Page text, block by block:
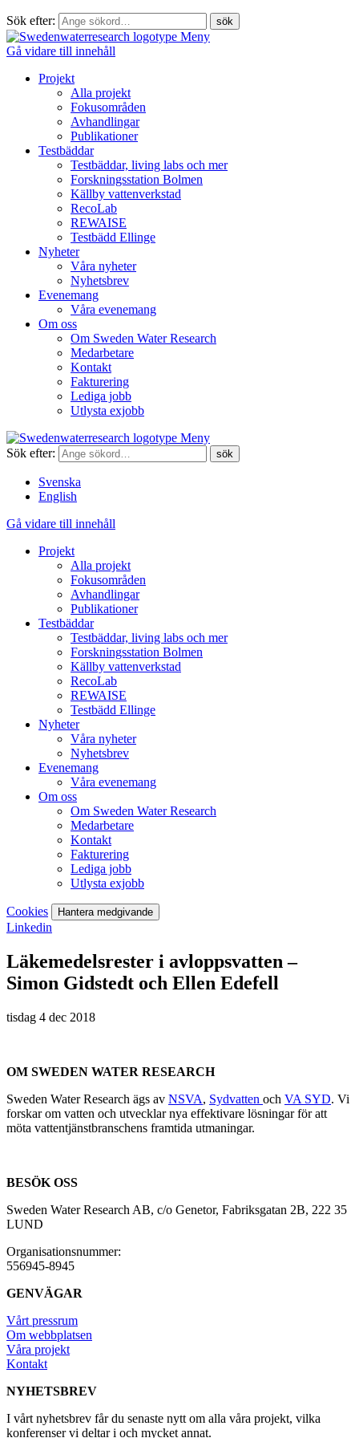
Sök efter:
Meny
Gå vidare till innehåll
Projekt
Alla projekt
Fokusområden
Avhandlingar
Publikationer
Testbäddar
Testbäddar, living labs och mer
Forskningsstation Bolmen
Källby vattenverkstad
RecoLab
REWAISE
Testbädd Ellinge
Nyheter
Våra nyheter
Nyhetsbrev
Evenemang
Våra evenemang
Om oss
Om Sweden Water Research
Medarbetare
Kontakt
Fakturering
Lediga jobb
Utlysta exjobb
Meny
Sök efter:
Svenska
English
Gå vidare till innehåll
Projekt
Alla projekt
Fokusområden
Avhandlingar
Publikationer
Testbäddar
Testbäddar, living labs och mer
Forskningsstation Bolmen
Källby vattenverkstad
RecoLab
REWAISE
Testbädd Ellinge
Nyheter
Våra nyheter
Nyhetsbrev
Evenemang
Våra evenemang
Om oss
Om Sweden Water Research
Medarbetare
Kontakt
Fakturering
Lediga jobb
Utlysta exjobb
Cookies Hantera medgivande
Linkedin
Läkemedelsrester i avloppsvatten –
Simon Gidstedt och Ellen Edefell
tisdag 4 dec 2018
OM SWEDEN WATER RESEARCH
Sweden Water Research ägs av NSVA, Sydvatten och VA SYD. Vi
forskar om vatten och utvecklar nya effektivare lösningar för att
möta vattentjänstbranschens framtida utmaningar.
BESÖK OSS
Sweden Water Research AB, c/o Genetor, Fabriksgatan 2B, 222 35
LUND
Organisationsnummer:
556945-8945
GENVÄGAR
Vårt pressrum
Om webbplatsen
Våra projekt
Kontakt
NYHETSBREV
I vårt nyhetsbrev får du senaste nytt om alla våra projekt, vilka
konferenser vi deltar i och mycket annat.